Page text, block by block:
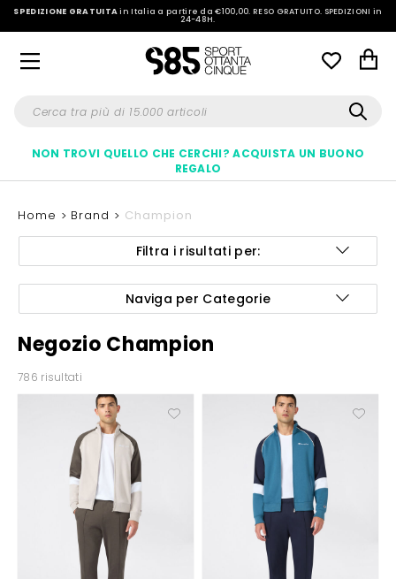
SPEDIZIONE GRATUITAin Italia a partire da €100,00.RESO GRATUITO. SPEDIZIONI in
24-48H.
NON TROVI QUELLO CHE CERCHI? ACQUISTA UN BUONO
REGALO
Home Brand Champion
Negozio Champion
Filtra i risultati per:
Naviga per Categorie
786 risultati